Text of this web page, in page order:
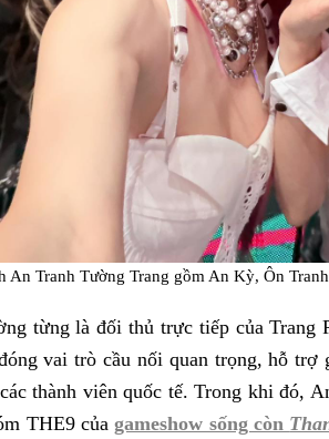
An Tranh Tường Trang gồm An Kỳ, Ôn
từng là đối thủ trực tiếp của Trang
vai trò cầu nối quan trọng, hỗ trợ
thành viên quốc tế. Trong khi đó,
THE9 củagameshow sống còn